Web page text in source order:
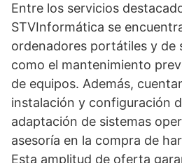
Entre los servicios
STVInformática se
ordenadores portátiles y de
como el mantenimiento
de equipos. Además,
instalación y configuración
adaptación de sistemas
asesoría en la compra de
Esta amplitud de oferta